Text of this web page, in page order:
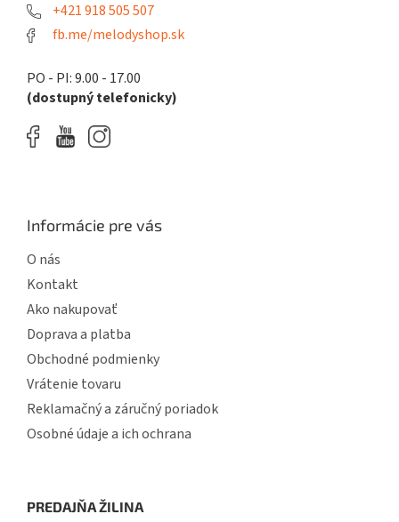
+421 918 505 507
fb.me/melodyshop.sk
PO - PI: 9.00 - 17.00
(dostupný telefonicky)
Informácie pre vás
O nás
Kontakt
Ako nakupovať
Doprava a platba
Obchodné podmienky
Vrátenie tovaru
Reklamačný a záručný poriadok
Osobné údaje a ich ochrana
PREDAJŇA ŽILINA